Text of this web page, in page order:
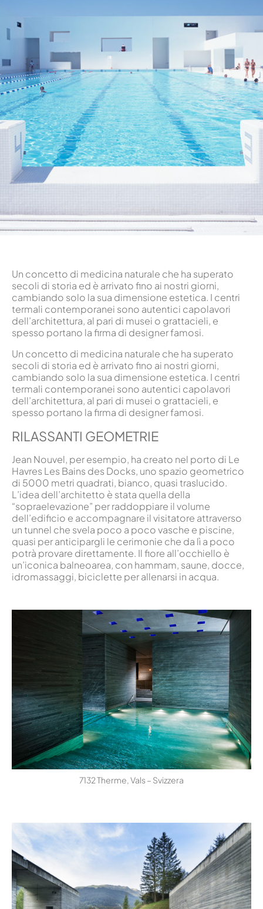
Un concetto di medicina naturale che ha superato
secoli di storia ed è arrivato fino ai nostri giorni,
cambiando solo la sua dimensione estetica. I centri
termali contemporanei sono autentici capolavori
dell’architettura, al pari di musei o grattacieli, e
spesso portano la firma di designer famosi.
Un concetto di medicina naturale che ha superato
secoli di storia ed è arrivato fino ai nostri giorni,
cambiando solo la sua dimensione estetica. I centri
termali contemporanei sono autentici capolavori
dell’architettura, al pari di musei o grattacieli, e
spesso portano la firma di designer famosi.
RILASSANTI GEOMETRIE
Jean Nouvel, per esempio, ha creato nel porto di Le
Havres Les Bains des Docks, uno spazio geometrico
di 5000 metri quadrati, bianco, quasi traslucido.
L’idea dell’architetto è stata quella della
“sopraelevazione” per raddoppiare il volume
dell’edificio e accompagnare il visitatore attraverso
un tunnel che svela poco a poco vasche e piscine,
quasi per anticipargli le cerimonie che da lì a poco
potrà provare direttamente. Il fiore all’occhiello è
un’iconica balneoarea, con hammam, saune, docce,
idromassaggi, biciclette per allenarsi in acqua.
7132 Therme, Vals – Svizzera